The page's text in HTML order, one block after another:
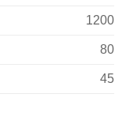
1200
80
45